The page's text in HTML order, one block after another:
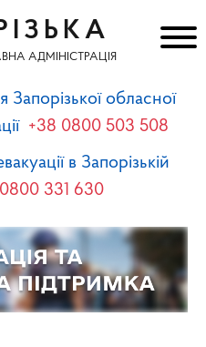
АДМІНІСТРАЦІЯ
Запорізької обласної
+38 0800 503 508
в Запорізькій
331 630